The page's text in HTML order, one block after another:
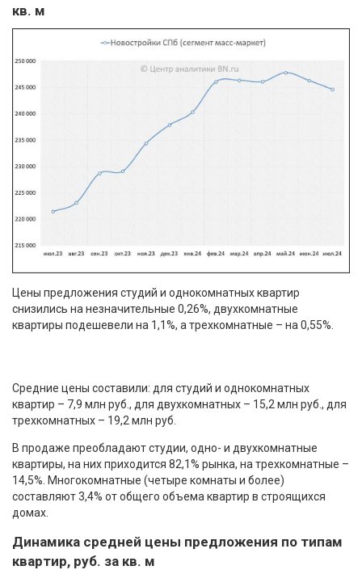
кв. м
Цены предложения студий и однокомнатных квартир
снизились на незначительные 0,26%, двухкомнатные
квартиры подешевели на 1,1%, а трехкомнатные – на 0,55%.
Средние цены составили: для студий и однокомнатных
квартир – 7,9 млн руб., для двухкомнатных – 15,2 млн руб., для
трехкомнатных – 19,2 млн руб.
В продаже преобладают студии, одно- и двухкомнатные
квартиры, на них приходится 82,1% рынка, на трехкомнатные –
14,5%. Многокомнатные (четыре комнаты и более)
составляют 3,4% от общего объема квартир в строящихся
домах.
Динамика средней цены предложения по типам
квартир, руб. за кв. м